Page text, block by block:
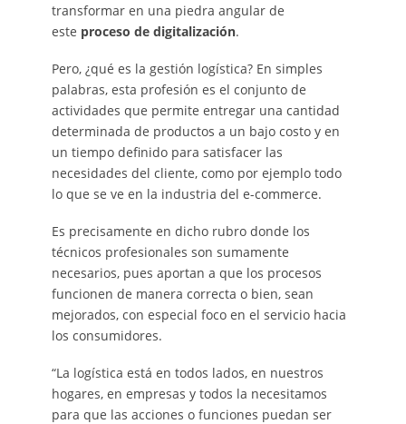
transformar en una piedra angular de
este proceso de digitalización.
Pero, ¿qué es la gestión logística? En simples
palabras, esta profesión es el conjunto de
actividades que permite entregar una cantidad
determinada de productos a un bajo costo y en
un tiempo definido para satisfacer las
necesidades del cliente, como por ejemplo todo
lo que se ve en la industria del e-commerce.
Es precisamente en dicho rubro donde los
técnicos profesionales son sumamente
necesarios, pues aportan a que los procesos
funcionen de manera correcta o bien, sean
mejorados, con especial foco en el servicio hacia
los consumidores.
“La logística está en todos lados, en nuestros
hogares, en empresas y todos la necesitamos
para que las acciones o funciones puedan ser